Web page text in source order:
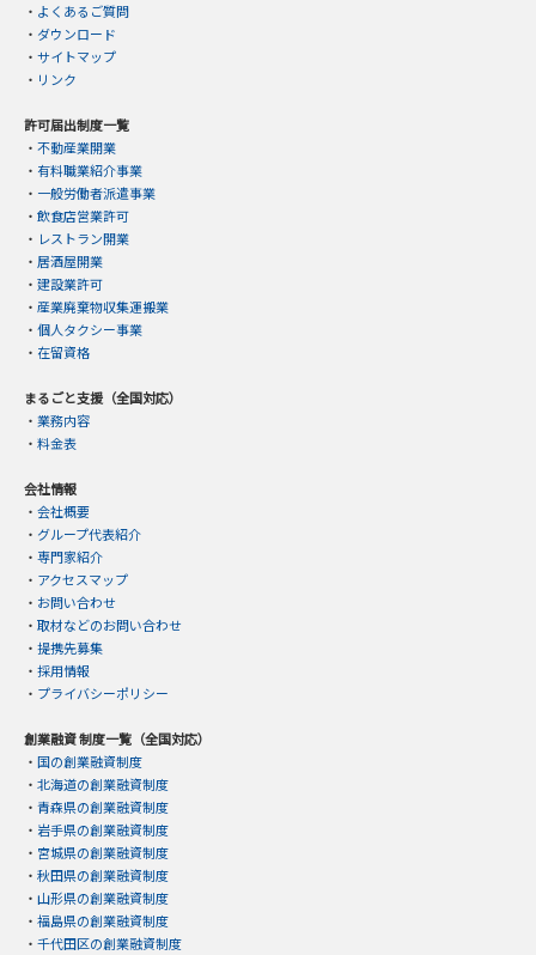
・ よくあるご質問
・ ダウンロード
・ サイトマップ
・ リンク
許可届出制度一覧
・ 不動産業開業
・ 有料職業紹介事業
・ 一般労働者派遣事業
・ 飲食店営業許可
・ レストラン開業
・ 居酒屋開業
・ 建設業許可
・ 産業廃棄物収集運搬業
・ 個人タクシー事業
・ 在留資格
まるごと支援（全国対応）
・ 業務内容
・ 料金表
会社情報
・ 会社概要
・ グループ代表紹介
・ 専門家紹介
・ アクセスマップ
・ お問い合わせ
・ 取材などのお問い合わせ
・ 提携先募集
・ 採用情報
・ プライバシーポリシー
創業融資 制度一覧（全国対応）
・ 国の創業融資制度
・ 北海道の創業融資制度
・ 青森県の創業融資制度
・ 岩手県の創業融資制度
・ 宮城県の創業融資制度
・ 秋田県の創業融資制度
・ 山形県の創業融資制度
・ 福島県の創業融資制度
・ 千代田区の創業融資制度